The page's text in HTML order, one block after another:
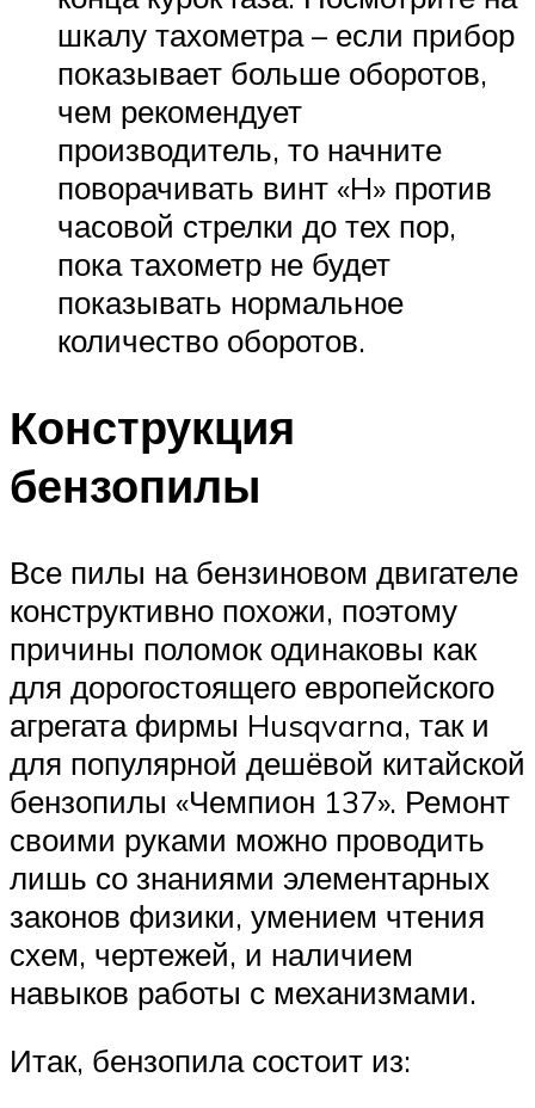
шкалу тахометра – если прибор
показывает больше оборотов,
чем рекомендует
производитель, то начните
поворачивать винт «H» против
часовой стрелки до тех пор,
пока тахометр не будет
показывать нормальное
количество оборотов.
Конструкция
бензопилы
Все пилы на бензиновом двигателе
конструктивно похожи, поэтому
причины поломок одинаковы как
для дорогостоящего европейского
агрегата фирмы Husqvarna, так и
для популярной дешёвой китайской
бензопилы «Чемпион 137». Ремонт
своими руками можно проводить
лишь со знаниями элементарных
законов физики, умением чтения
схем, чертежей, и наличием
навыков работы с механизмами.
Итак, бензопила состоит из: